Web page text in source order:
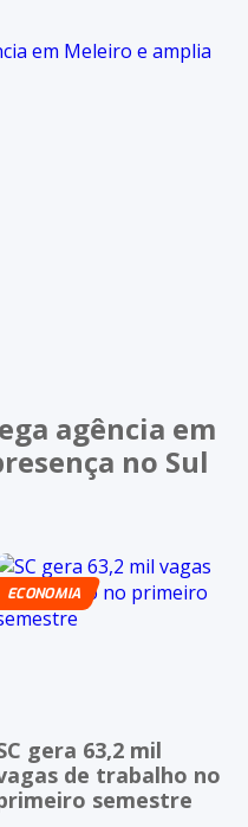
agência em
no Sul
ECONOMIA
gera 63,2 mil
de trabalho no
semestre